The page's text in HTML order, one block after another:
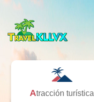
Atracción turística